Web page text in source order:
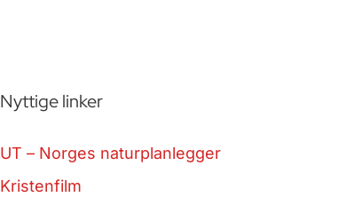
Nyttige linker
UT – Norges naturplanlegger
Kristenfilm